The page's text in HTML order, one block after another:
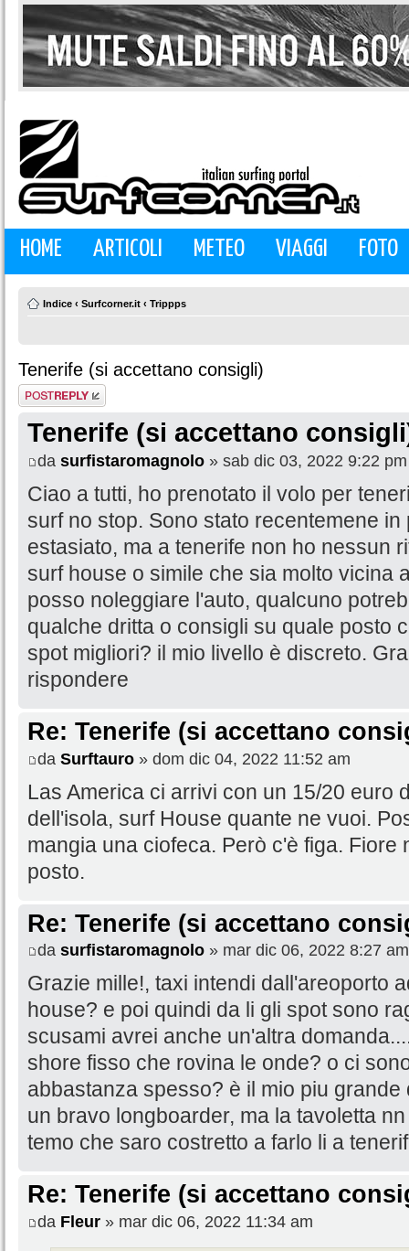
HOME ARTICOLI METEO VIAGGI FOTO
Indice ‹ Surfcorner.it ‹ Trippps
Tenerife (si accettano consigli)
Rispondi al
messaggio
Tenerife (si accettano
da surfistaromagnolo » sab dic 03, 2022 9:22 pm
Ciao a tutti, ho prenotato il volo per
surf no stop. Sono stato recentemene
estasiato, ma a tenerife non ho nessun
surf house o simile che sia molto vicina
posso noleggiare l'auto, qualcuno
qualche dritta o consigli su quale posto
spot migliori? il mio livello è discreto.
rispondere
Re: Tenerife (si accettano
da Surftauro » dom dic 04, 2022 11:52 am
Las America ci arrivi con un 15/20 euro
dell'isola, surf House quante ne vuoi.
mangia una ciofeca. Però c'è figa. Fiore
posto.
Re: Tenerife (si accettano
da surfistaromagnolo » mar dic 06, 2022 8:27 am
Grazie mille!, taxi intendi dall'areoporto
house? e poi quindi da li gli spot sono
scusami avrei anche un'altra
shore fisso che rovina le onde? o ci
abbastanza spesso? è il mio piu
un bravo longboarder, ma la tavoletta
temo che saro costretto a farlo li a
Re: Tenerife (si accettano
da Fleur » mar dic 06, 2022 11:34 am